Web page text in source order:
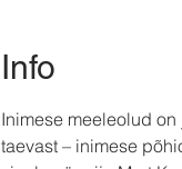
Info
Inimese meeleolud
taevast – inimese